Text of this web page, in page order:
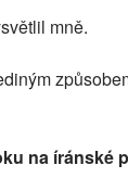
mně.
na íránské